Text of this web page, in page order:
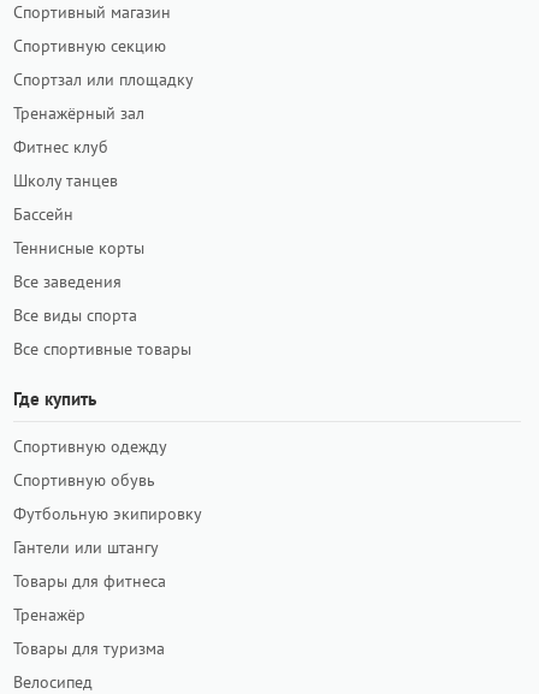
Спортивный магазин
Спортивную секцию
Спортзал или площадку
Тренажёрный зал
Фитнес клуб
Школу танцев
Бассейн
Теннисные корты
Все заведения
Все виды спорта
Все спортивные товары
Где купить
Спортивную одежду
Спортивную обувь
Футбольную экипировку
Гантели или штангу
Товары для фитнеса
Тренажёр
Товары для туризма
Велосипед